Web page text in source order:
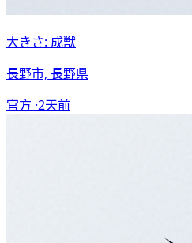
大きさ: 成獣
長野市, 長野県
官方 ·2天前